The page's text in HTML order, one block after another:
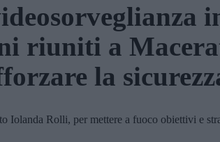
riuniti a
la
Rolli, per mettere a fuoco obiettivi e